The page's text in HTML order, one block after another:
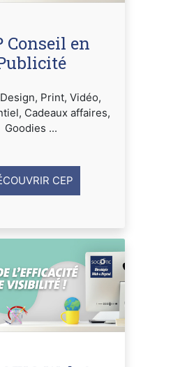
Conseil en
Print, Vidéo,
Cadeaux affaires,
Goodies ...
CEP